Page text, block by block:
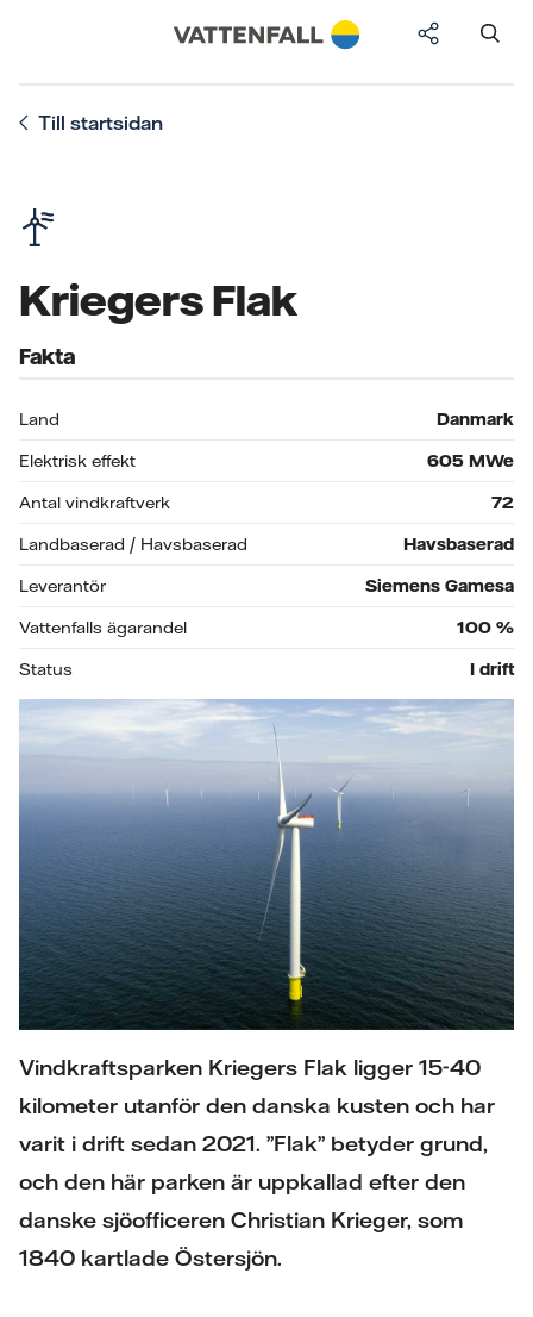
Till startsidan
Kriegers Flak
Fakta
Land
Danmark
Elektrisk effekt
605 MWe
Antal vindkraftverk
72
Landbaserad / Havsbaserad
Havsbaserad
Leverantör
Siemens Gamesa
Vattenfalls ägarandel
100 %
Status
I drift
Vindkraftsparken Kriegers Flak ligger 15-40
kilometer utanför den danska kusten och har
varit i drift sedan 2021. ”Flak” betyder grund,
och den här parken är uppkallad efter den
danske sjöofficeren Christian Krieger, som
1840 kartlade Östersjön.